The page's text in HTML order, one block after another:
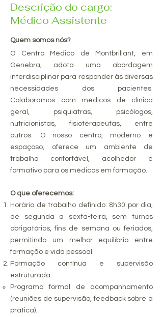
Descrição do cargo:
Médico Assistente
Quem somos nós?
O Centro Médico de Montbrillant, em
Genebra, adota uma abordagem
interdisciplinar para responder às diversas
necessidades dos pacientes.
Colaboramos com médicos de clínica
geral, psiquiatras, psicólogos,
nutricionistas, fisioterapeutas, entre
outros. O nosso centro, moderno e
espaçoso, oferece um ambiente de
trabalho confortável, acolhedor e
formativo para os médicos em formação.​
O que oferecemos:
Horário de trabalho definido: 8h30 por dia,
de segunda a sexta-feira, sem turnos
obrigatórios, fins de semana ou feriados,
permitindo um melhor equilíbrio entre
formação e vida pessoal.
Formação contínua e supervisão
estruturada:
Programa formal de acompanhamento
(reuniões de supervisão, feedback sobre a
prática).